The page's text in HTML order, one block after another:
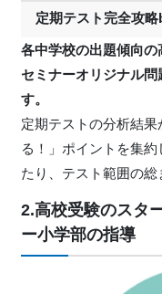
定期テスト完全攻
各中学校の出題傾向
セミナーオリジナル
す。
定期テストの分析結
る！」ポイントを集
たり、テスト範囲の総
2.高校受験のスタ
ー小学部の指導